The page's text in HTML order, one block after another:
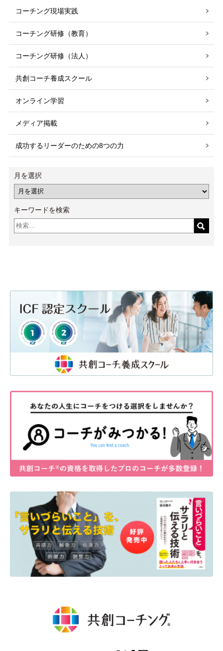
コーチング現場実践
コーチング研修（教育）
コーチング研修（法人）
共創コーチ養成スクール
オンライン学習
メディア掲載
成功するリーダーのための8つの力
月を選択
キーワードを検索